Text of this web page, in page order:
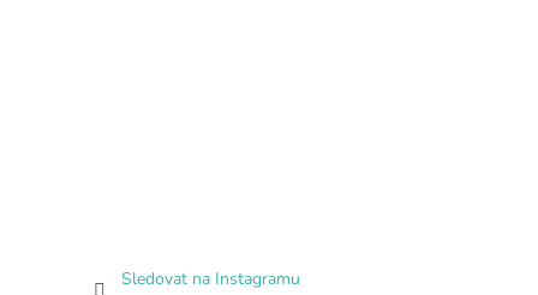
Sledovat na Instagramu